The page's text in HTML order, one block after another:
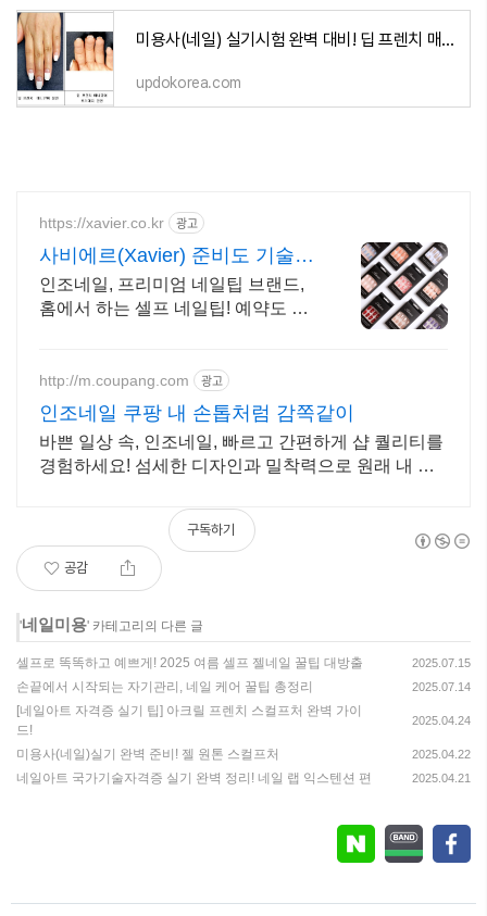
미용사(네일) 실기시험 완벽 대비! 딥 프렌치 매니큐어
updokorea.com
https://xavier.co.kr 광고
사비에르(Xavier) 준비도 기술도
필요 없어요.
인조네일, 프리미엄 네일팁 브랜드,
홈에서 하는 셀프 네일팁! 예약도 방
http://m.coupang.com 광고
인조네일 쿠팡 내 손톱처럼 감쪽같이
바쁜 일상 속, 인조네일, 빠르고 간편하게 샵 퀄리티를
경험하세요! 섬세한 디자인과 밀착력으로 원래 내 손
공감
구독하기
'네일미용' 카테고리의 다른 글
셀프로 똑똑하고 예쁘게! 2025 여름 셀프 젤네일 꿀팁 대방출 2025.07.15
손끝에서 시작되는 자기관리, 네일 케어 꿀팁 총정리 2025.07.14
[네일아트 자격증 실기 팁] 아크릴 프렌치 스컬프처 완벽 가이
드!
2025.04.24
미용사(네일)실기 완벽 준비! 젤 원톤 스컬프처 2025.04.22
네일아트 국가기술자격증 실기 완벽 정리! 네일 랩 익스텐션 편 2025.04.21